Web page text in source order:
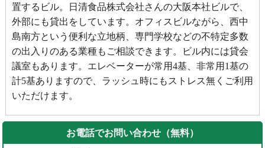
置するビル。日清食品株式会社さんの大阪本社ビルで、
外部にも貸出をしています。オフィスビルながら、西中
島南方という便利な立地柄、専門学校などの不特定多数
の出入りのある業種もご相談できます。ビル内には貸会
議室もあります。エレベーターが常用4基、非常用1基の
計5基ありますので、ラッシュ時にもストレス無くご利用
いただけます。
お電話でお問い合わせ（無料）